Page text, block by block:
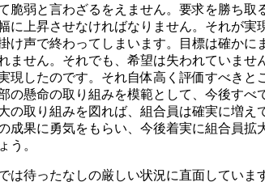
脆弱と言わざるをえません。要求を勝ち取
に上昇させなければなりません。それが実
け声で終わってしまいます。目標は確かに
ません。それでも、希望は失われていませ
現したのです。それ自体高く評価すべきと
の懸命の取り組みを模範として、今後すべ
の取り組みを図れば、組合員は確実に増え
成果に勇気をもらい、今後着実に組合員拡
う。
は待ったなしの厳しい状況に直面していま